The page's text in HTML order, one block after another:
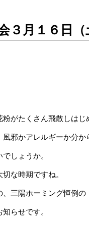
３月１６日（
がたくさん飛散しはじ
風邪かアレルギーか分か
しょうか。
な時期ですね。
三陽ホーミング恒例の
知らせです。